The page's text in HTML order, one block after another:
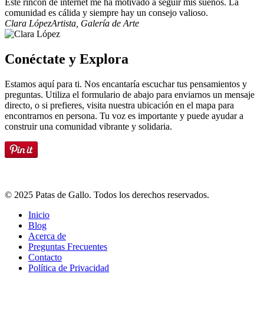
Este rincón de internet me ha motivado a seguir mis sueños. La
comunidad es cálida y siempre hay un consejo valioso.
Clara LópezArtista, Galería de Arte
Conéctate y Explora
Estamos aquí para ti. Nos encantaría escuchar tus pensamientos y
preguntas. Utiliza el formulario de abajo para enviarnos un mensaje
directo, o si prefieres, visita nuestra ubicación en el mapa para
encontrarnos en persona. Tu voz es importante y puede ayudar a
construir una comunidad vibrante y solidaria.
© 2025 Patas de Gallo. Todos los derechos reservados.
Inicio
Blog
Acerca de
Preguntas Frecuentes
Contacto
Política de Privacidad